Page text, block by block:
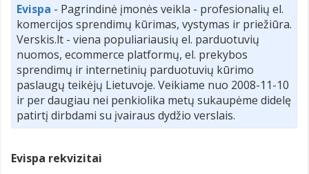
Evispa - Pagrindinė įmonės veikla - profesionalių el.
komercijos sprendimų kūrimas, vystymas ir priežiūra.
Verskis.lt - viena populiariausių el. parduotuvių
nuomos, ecommerce platformų, el. prekybos
sprendimų ir internetinių parduotuvių kūrimo
paslaugų teikėjų Lietuvoje. Veikiame nuo 2008-11-10
ir per daugiau nei penkiolika metų sukaupėme didelę
patirtį dirbdami su įvairaus dydžio verslais.
Evispa rekvizitai